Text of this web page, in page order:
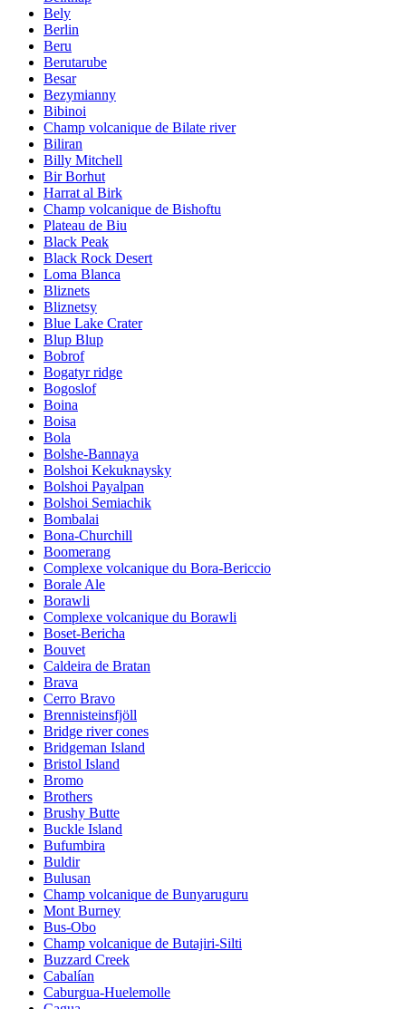
Bely
Berlin
Beru
Berutarube
Besar
Bezymianny
Bibinoi
Champ volcanique de Bilate river
Biliran
Billy Mitchell
Bir Borhut
Harrat al Birk
Champ volcanique de Bishoftu
Plateau de Biu
Black Peak
Black Rock Desert
Loma Blanca
Bliznets
Bliznetsy
Blue Lake Crater
Blup Blup
Bobrof
Bogatyr ridge
Bogoslof
Boina
Boisa
Bola
Bolshe-Bannaya
Bolshoi Kekuknaysky
Bolshoi Payalpan
Bolshoi Semiachik
Bombalai
Bona-Churchill
Boomerang
Complexe volcanique du Bora-Bericcio
Borale Ale
Borawli
Complexe volcanique du Borawli
Boset-Bericha
Bouvet
Caldeira de Bratan
Brava
Cerro Bravo
Brennisteinsfjöll
Bridge river cones
Bridgeman Island
Bristol Island
Bromo
Brothers
Brushy Butte
Buckle Island
Bufumbira
Buldir
Bulusan
Champ volcanique de Bunyaruguru
Mont Burney
Bus-Obo
Champ volcanique de Butajiri-Silti
Buzzard Creek
Cabalían
Caburgua-Huelemolle